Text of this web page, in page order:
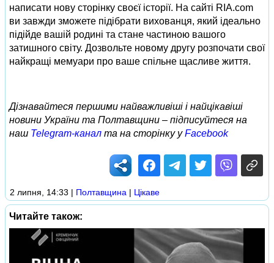
написати нову сторінку своєї історії. На сайті RIA.com
ви завжди зможете підібрати вихованця, який ідеально
підійде вашій родині та стане частиною вашого
затишного світу. Дозвольте новому другу розпочати свої
найкращі мемуари про ваше спільне щасливе життя.
Дізнавайтеся першими найважливіші і найцікавіші
новини України та Полтавщини – підписуйтеся на
наш Telegram-канал та на сторінку уFacebook
2 липня, 14:33 | Полтавщина | Цікаве
Читайте також: